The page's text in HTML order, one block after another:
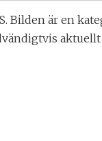
Bilden är en
aktuellt